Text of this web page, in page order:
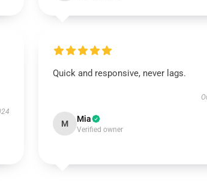
Quick and responsive, never lags.
M Mia
Verified owner